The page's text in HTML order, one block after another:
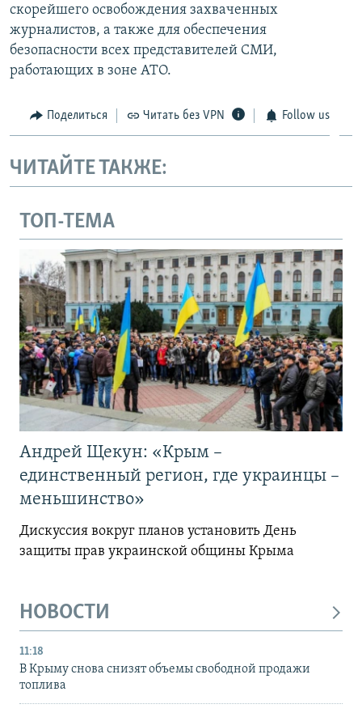
скорейшего освобождения захваченных
журналистов, а также для обеспечения
безопасности всех представителей СМИ,
работающих в зоне АТО.
Поделиться Читать без VPN Follow us
ЧИТАЙТЕ ТАКЖЕ:
ТОП-ТЕМА
Андрей Щекун: «Крым –
единственный регион, где украинцы –
меньшинство»
Дискуссия вокруг планов установить День
защиты прав украинской общины Крыма
НОВОСТИ
11:18
В Крыму снова снизят объемы свободной продажи
топлива